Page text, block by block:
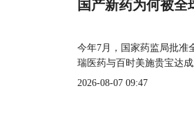
国产新药为何被全
今年7月，国家药监局批准
瑞医药与百时美施贵宝达
2026-08-07 09:47